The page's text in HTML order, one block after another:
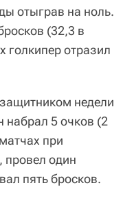
отыграв на ноль.
(32,3 в
голкипер отразил
недели
набрал 5 очков (2
при
провел один
пять бросков.